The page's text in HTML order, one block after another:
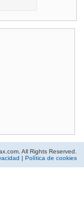
All Rights Reserved.
| Política de cookies